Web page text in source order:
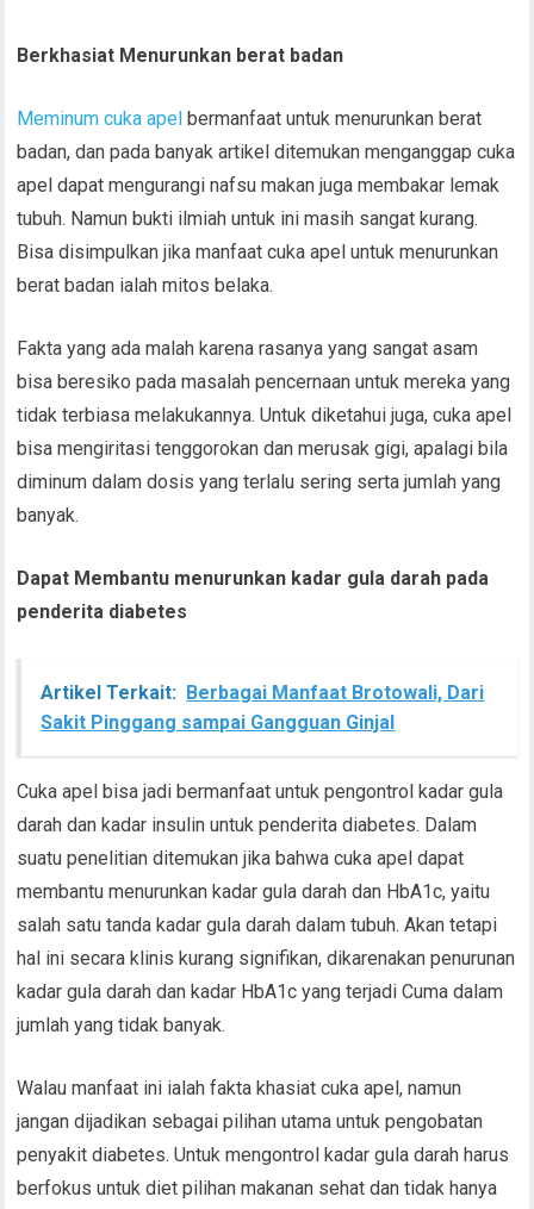
Berkhasiat Menurunkan berat badan
Meminum cuka apel bermanfaat untuk menurunkan berat
badan, dan pada banyak artikel ditemukan menganggap cuka
apel dapat mengurangi nafsu makan juga membakar lemak
tubuh. Namun bukti ilmiah untuk ini masih sangat kurang.
Bisa disimpulkan jika manfaat cuka apel untuk menurunkan
berat badan ialah mitos belaka.
Fakta yang ada malah karena rasanya yang sangat asam
bisa beresiko pada masalah pencernaan untuk mereka yang
tidak terbiasa melakukannya. Untuk diketahui juga, cuka apel
bisa mengiritasi tenggorokan dan merusak gigi, apalagi bila
diminum dalam dosis yang terlalu sering serta jumlah yang
banyak.
Dapat Membantu menurunkan kadar gula darah pada
penderita diabetes
Artikel Terkait: Berbagai Manfaat Brotowali, Dari
Sakit Pinggang sampai Gangguan Ginjal
Cuka apel bisa jadi bermanfaat untuk pengontrol kadar gula
darah dan kadar insulin untuk penderita diabetes. Dalam
suatu penelitian ditemukan jika bahwa cuka apel dapat
membantu menurunkan kadar gula darah dan HbA1c, yaitu
salah satu tanda kadar gula darah dalam tubuh. Akan tetapi
hal ini secara klinis kurang signifikan, dikarenakan penurunan
kadar gula darah dan kadar HbA1c yang terjadi Cuma dalam
jumlah yang tidak banyak.
Walau manfaat ini ialah fakta khasiat cuka apel, namun
jangan dijadikan sebagai pilihan utama untuk pengobatan
penyakit diabetes. Untuk mengontrol kadar gula darah harus
berfokus untuk diet pilihan makanan sehat dan tidak hanya